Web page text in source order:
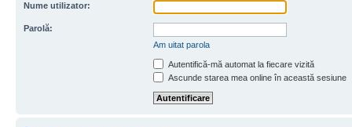
Nume utilizator:
Parolă:
Am uitat parola
Autentifică-mă automat la fiecare vizită
Ascunde starea mea online în această sesiune